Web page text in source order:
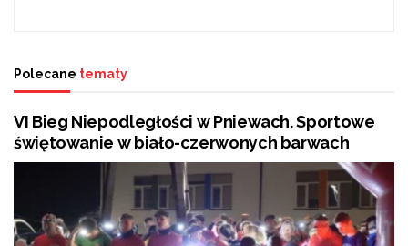
Polecane tematy
VI Bieg Niepodległości w Pniewach. Sportowe
świętowanie w biało-czerwonych barwach